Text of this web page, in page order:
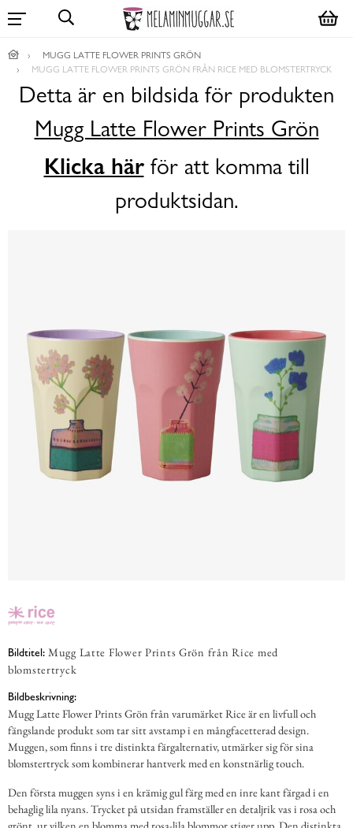
MUGG LATTE FLOWER PRINTS GRÖN
MUGG LATTE FLOWER PRINTS GRÖN FRÅN RICE MED BLOMSTERTRYCK
Detta är en bildsida för produkten
Mugg Latte Flower Prints Grön
Klicka härför att komma till
produktsidan.
Bildtitel: Mugg Latte Flower Prints Grön från Rice med
blomstertryck
Bildbeskrivning:
Mugg Latte Flower Prints Grön från varumärket Rice är en livfull och
fängslande produkt som tar sitt avstamp i en mångfacetterad design.
Muggen, som finns i tre distinkta färgalternativ, utmärker sig för sina
blomstertryck som kombinerar hantverk med en konstnärlig touch.
Den första muggen syns i en krämig gul färg med en inre kant färgad i en
behaglig lila nyans. Trycket på utsidan framställer en detaljrik vas i rosa och
grönt, ur vilken en blomma med rosa-lila blommor stiger upp. Den distinkta